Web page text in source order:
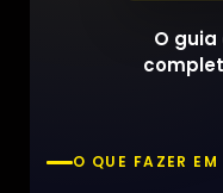
O
O QUE FAZER